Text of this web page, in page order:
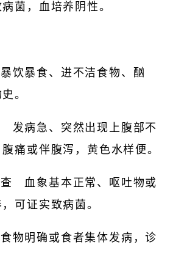
菌，血培养阴性。
饮暴食、进不洁食物、酗
。
发病急、突然出现上腹部不
痛或伴腹泻，黄色水样便。
血象基本正常、呕吐物或
可证实致病菌。
物明确或食者集体发病，诊